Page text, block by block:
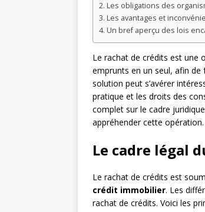
Les obligations des
Les avantages et
Un bref aperçu des lois
Le rachat de crédits est une
emprunts en un seul, afin de
solution peut s’avérer
pratique et les droits des
complet sur le cadre
appréhender cette opération.
Le cadre légal
Le rachat de crédits est
crédit immobilier. Les
rachat de crédits. Voici les